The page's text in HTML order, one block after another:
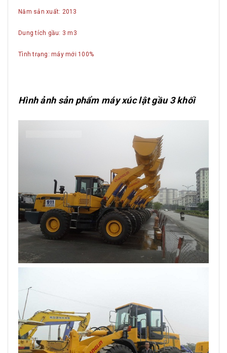
Năm sản xuất: 2013
Dung tích gầu: 3 m3
Tình trạng: máy mới 100%
Hình ảnh sản phẩm máy xúc lật gầu 3 khối